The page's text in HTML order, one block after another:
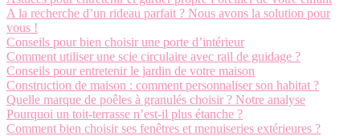
A la recherche d’un rideau parfait ? Nous avons la solution pour
vous !
Conseils pour bien choisir une porte d’intérieur
Comment utiliser une scie circulaire avec rail de guidage ?
Conseils pour entretenir le jardin de votre maison
Construction de maison : comment personnaliser son habitat ?
Quelle marque de poêles à granulés choisir ? Notre analyse
Pourquoi un toit-terrasse n’est-il plus étanche ?
Comment bien choisir ses fenêtres et menuiseries extérieures ?